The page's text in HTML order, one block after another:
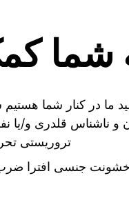
شما
ما در کنار شما
ناشناس قلدری و/یا
تروریستی
خشونت جنسی افترا